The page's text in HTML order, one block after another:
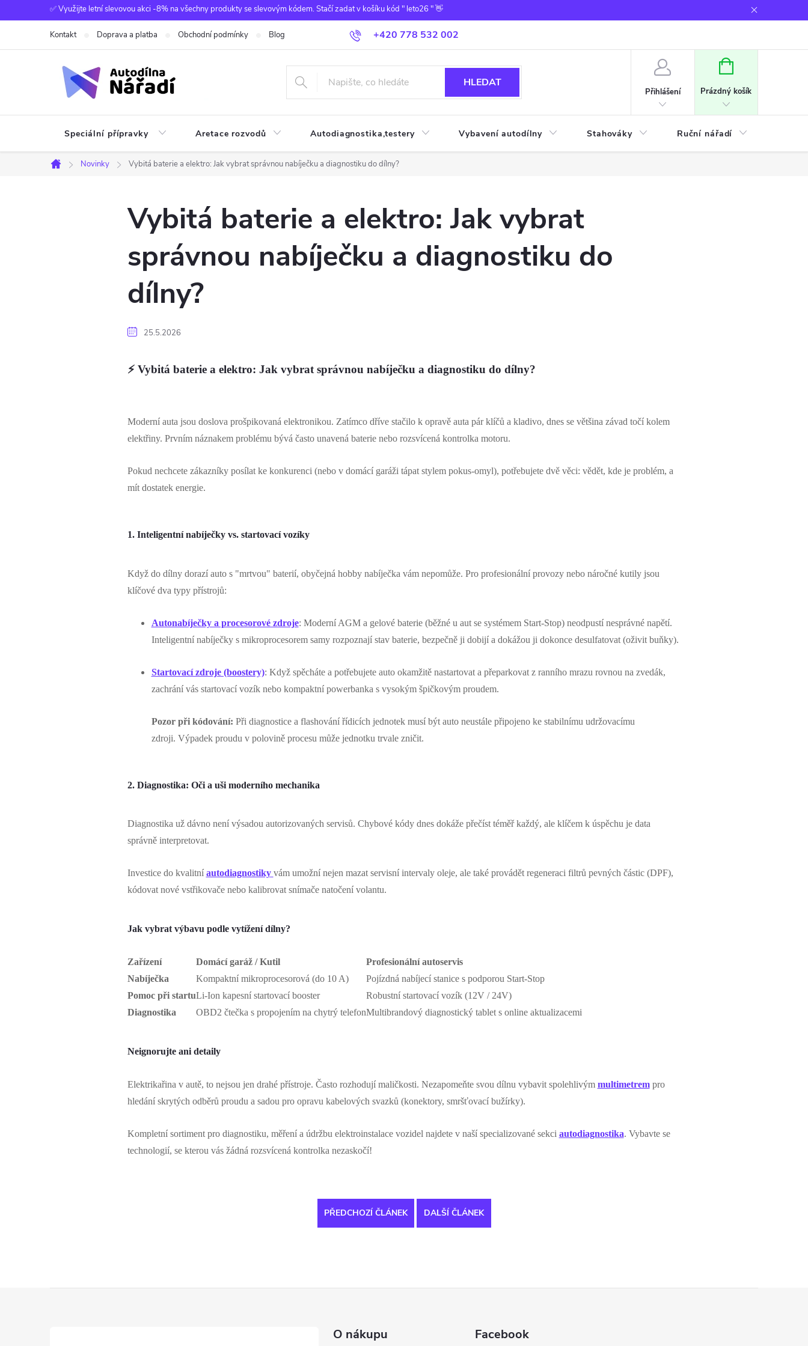
na
✅ Využijte letní slevovou akci -8% na všechny produkty se slevovým kódem. Stačí zadat v košíku kód " leto26 " 👋
+420 778 532 002
Kontakt Doprava a platba Obchodní podmínky Blog
HLEDAT
Přihlášení
NÁKUPNÍ
Prázdný košík
Speciální přípravky Aretace rozvodů Autodiagnostika,testery Vybavení autodílny Stahováky Ruční nářadí
Domů
Novinky Vybitá baterie a elektro: Jak vybrat správnou nabíječku a diagnostiku do dílny?
Vybitá baterie a elektro: Jak vybrat
správnou nabíječku a diagnostiku do
dílny?
25.5.2026
⚡ Vybitá baterie a elektro: Jak vybrat správnou nabíječku a diagnostiku do dílny?
Moderní auta jsou doslova prošpikovaná elektronikou. Zatímco dříve stačilo k opravě auta pár klíčů a kladivo, dnes se většina závad točí kolem
elektřiny. Prvním náznakem problému bývá často unavená baterie nebo rozsvícená kontrolka motoru.
Pokud nechcete zákazníky posílat ke konkurenci (nebo v domácí garáži tápat stylem pokus-omyl), potřebujete dvě věci: vědět, kde je problém, a
mít dostatek energie.
1. Inteligentní nabíječky vs. startovací vozíky
Když do dílny dorazí auto s "mrtvou" baterií, obyčejná hobby nabíječka vám nepomůže. Pro profesionální provozy nebo náročné kutily jsou
klíčové dva typy přístrojů:
Autonabíječky a procesorové zdroje: Moderní AGM a gelové baterie (běžné u aut se systémem Start-Stop) neodpustí nesprávné napětí.
Inteligentní nabíječky s mikroprocesorem samy rozpoznají stav baterie, bezpečně ji dobijí a dokážou ji dokonce desulfatovat (oživit buňky).
Startovací zdroje (boostery): Když spěcháte a potřebujete auto okamžitě nastartovat a přeparkovat z ranního mrazu rovnou na zvedák,
zachrání vás startovací vozík nebo kompaktní powerbanka s vysokým špičkovým proudem.
Pozor při kódování: Při diagnostice a flashování řídicích jednotek musí být auto neustále připojeno ke stabilnímu udržovacímu
zdroji. Výpadek proudu v polovině procesu může jednotku trvale zničit.
2. Diagnostika: Oči a uši moderního mechanika
Diagnostika už dávno není výsadou autorizovaných servisů. Chybové kódy dnes dokáže přečíst téměř každý, ale klíčem k úspěchu je data
správně interpretovat.
Investice do kvalitní autodiagnostiky vám umožní nejen mazat servisní intervaly oleje, ale také provádět regeneraci filtrů pevných částic (DPF),
kódovat nové vstřikovače nebo kalibrovat snímače natočení volantu.
Jak vybrat výbavu podle vytížení dílny?
Zařízení Domácí garáž / Kutil
Profesionální autoservis
Nabíječka
Kompaktní mikroprocesorová (do 10 A)
Pojízdná nabíjecí stanice s podporou Start-Stop
Pomoc při startuLi-Ion kapesní startovací booster
Robustní startovací vozík (12V / 24V)
Diagnostika
OBD2 čtečka s propojením na chytrý telefonMultibrandový diagnostický tablet s online aktualizacemi
Neignorujte ani detaily
Elektrikařina v autě, to nejsou jen drahé přístroje. Často rozhodují maličkosti. Nezapomeňte svou dílnu vybavit spolehlivým multimetrempro
hledání skrytých odběrů proudu a sadou pro opravu kabelových svazků (konektory, smršťovací bužírky).
Kompletní sortiment pro diagnostiku, měření a údržbu elektroinstalace vozidel najdete v naší specializované sekci autodiagnostika. Vybavte se
technologií, se kterou vás žádná rozsvícená kontrolka nezaskočí!
PŘEDCHOZÍ ČLÁNEK DALŠÍ ČLÁNEK
O nákupu Facebook